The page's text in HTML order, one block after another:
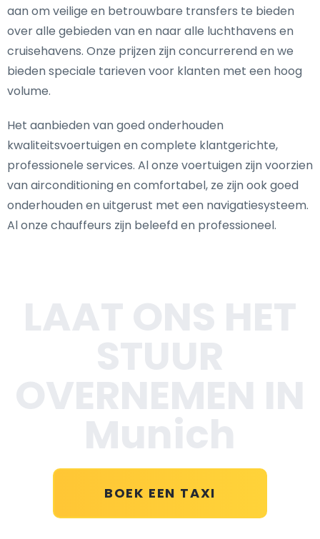
aan om veilige en betrouwbare transfers te bieden
over alle gebieden van en naar alle luchthavens en
cruisehavens. Onze prijzen zijn concurrerend en we
bieden speciale tarieven voor klanten met een hoog
volume.
Het aanbieden van goed onderhouden
kwaliteitsvoertuigen en complete klantgerichte,
professionele services. Al onze voertuigen zijn voorzien
van airconditioning en comfortabel, ze zijn ook goed
onderhouden en uitgerust met een navigatiesysteem.
Al onze chauffeurs zijn beleefd en professioneel.
BOEK EEN TAXI